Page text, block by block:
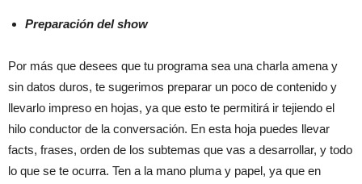
Preparación del show
Por más que desees que tu programa sea una charla amena y
sin datos duros, te sugerimos preparar un poco de contenido y
llevarlo impreso en hojas, ya que esto te permitirá ir tejiendo el
hilo conductor de la conversación. En esta hoja puedes llevar
facts, frases, orden de los subtemas que vas a desarrollar, y todo
lo que se te ocurra. Ten a la mano pluma y papel, ya que en